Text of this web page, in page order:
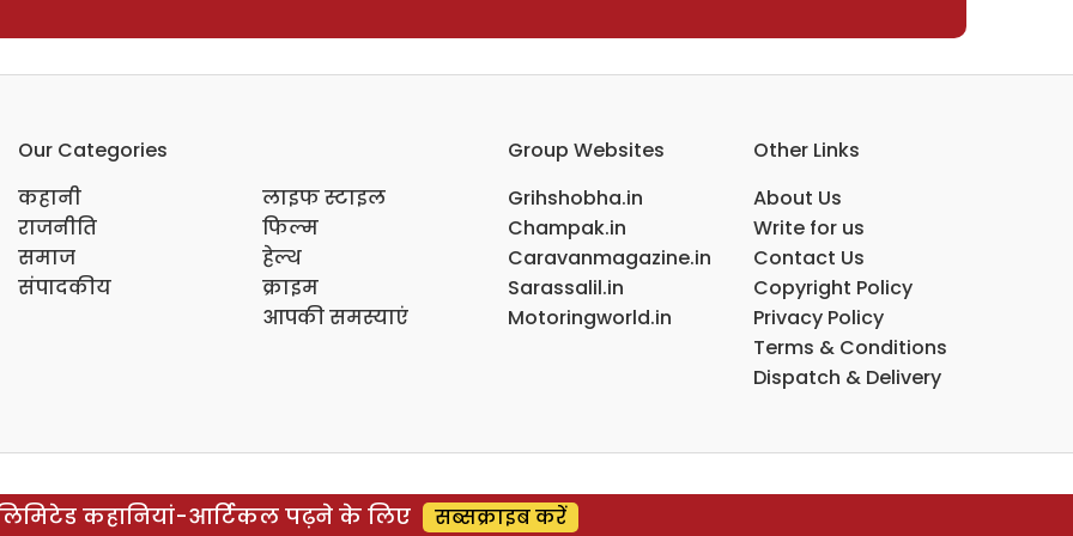
Our Categories
कहानी
राजनीति
समाज
संपादकीय
लाइफ स्टाइल
फिल्म
हेल्थ
क्राइम
आपकी समस्याएं
Group Websites
Grihshobha.in
Champak.in
Caravanmagazine.in
Sarassalil.in
Motoringworld.in
Other Links
About Us
Write for us
Contact Us
Copyright Policy
Privacy Policy
Terms & Conditions
Dispatch & Delivery
कहानियां-आर्टिकल पढ़ने के लिए सब्सक्राइब करें